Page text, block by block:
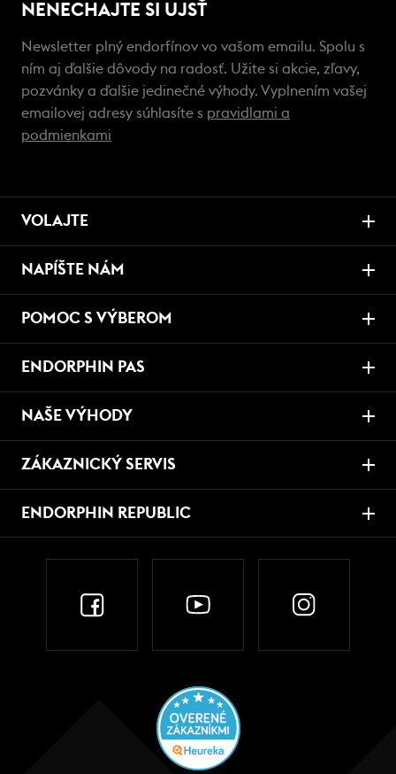
NENECHAJTE SI UJSŤ
Newsletter plný endorfínov vo vašom emailu. Spolu s
ním aj ďalšie dôvody na radosť. Užite si akcie, zľavy,
pozvánky a ďalšie jedinečné výhody. Vyplnením vašej
emailovej adresy súhlasíte s pravidlami a
podmienkami
VOLAJTE
NAPÍŠTE NÁM
POMOC S VÝBEROM
ENDORPHIN PAS
NAŠE VÝHODY
ZÁKAZNICKÝ SERVIS
ENDORPHIN REPUBLIC